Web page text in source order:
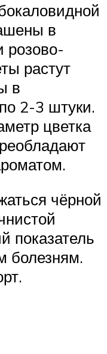
в
розово-
растут
в
2-3 штуки.
цветка
чёрной
показатель
болезням.